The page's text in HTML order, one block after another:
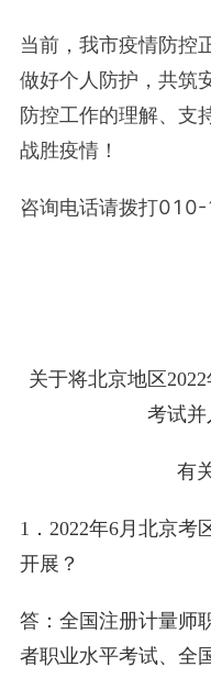
当前，我市疫情防控
做好个人防护，共筑
防控工作的理解、支
战胜疫情！
咨询电话请拨打010-
关于将北京地区
考试
有
1．2022年6月北京考
开展？
答：全国注册计量师
者职业水平考试、全